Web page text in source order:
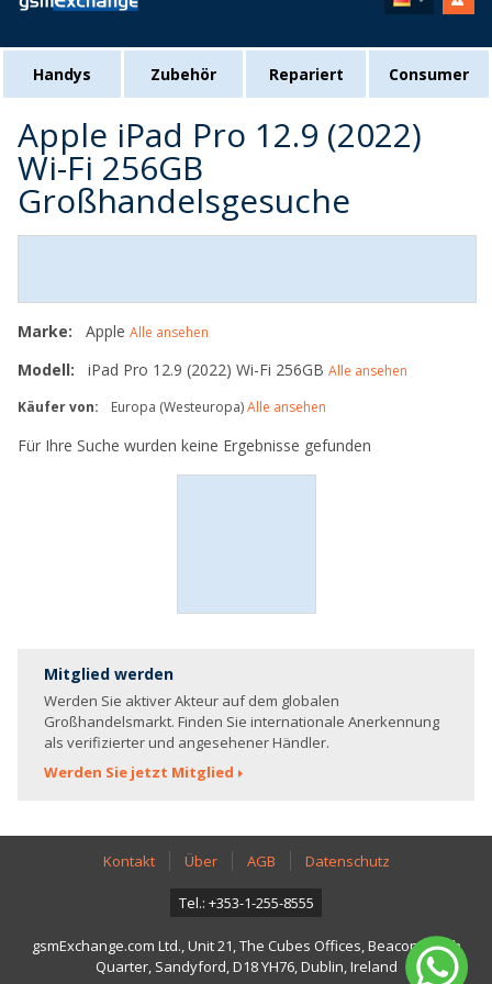
Handys Zubehör Repariert Consumer
Apple iPad Pro 12.9 (2022)
Wi-Fi 256GB
Großhandelsgesuche
Marke: Apple Alle ansehen
Modell: iPad Pro 12.9 (2022) Wi-Fi 256GB Alle ansehen
Käufer von:
Europa (Westeuropa)Alle ansehen
Für Ihre Suche wurden keine Ergebnisse gefunden
Mitglied werden
Werden Sie aktiver Akteur auf dem globalen
Großhandelsmarkt. Finden Sie internationale Anerkennung
als verifizierter und angesehener Händler.
Werden Sie jetzt Mitglied
Kontakt Über AGB Datenschutz
Tel.: +353-1-255-8555
gsmExchange.com Ltd., Unit 21, The Cubes Offices, Beacon South
Quarter, Sandyford, D18 YH76, Dublin, Ireland